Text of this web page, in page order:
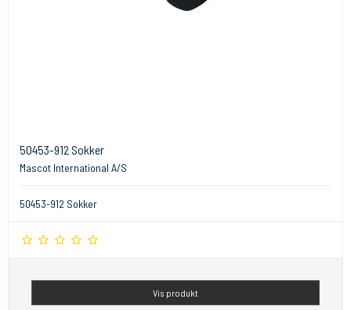
50453-912 Sokker
Mascot International A/S
50453-912 Sokker
Vis produkt